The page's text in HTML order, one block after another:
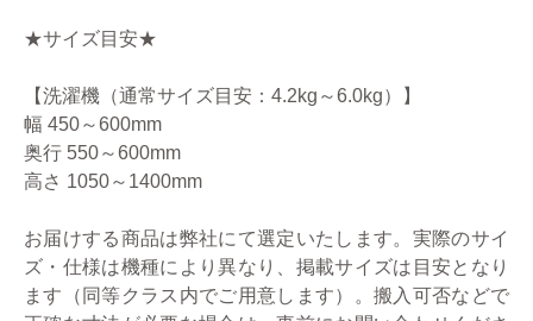
★サイズ目安★
【洗濯機（通常サイズ目安：4.2kg～6.0kg）】
幅 450～600mm
奥行 550～600mm
高さ 1050～1400mm
お届けする商品は弊社にて選定いたします。実際のサイ
ズ・仕様は機種により異なり、掲載サイズは目安となり
ます（同等クラス内でご用意します）。搬入可否などで